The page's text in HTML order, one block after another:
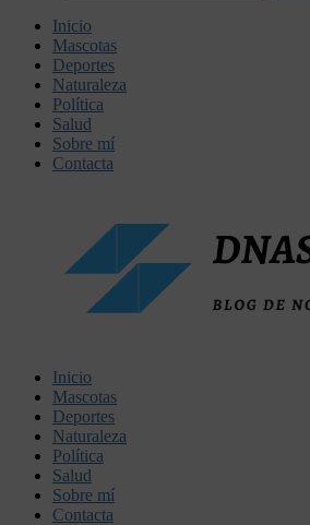
Inicio
Mascotas
Deportes
Naturaleza
Política
Salud
Sobre mí
Contacta
dnaservic.es
Inicio
Mascotas
Deportes
Naturaleza
Política
Salud
Sobre mí
Contacta